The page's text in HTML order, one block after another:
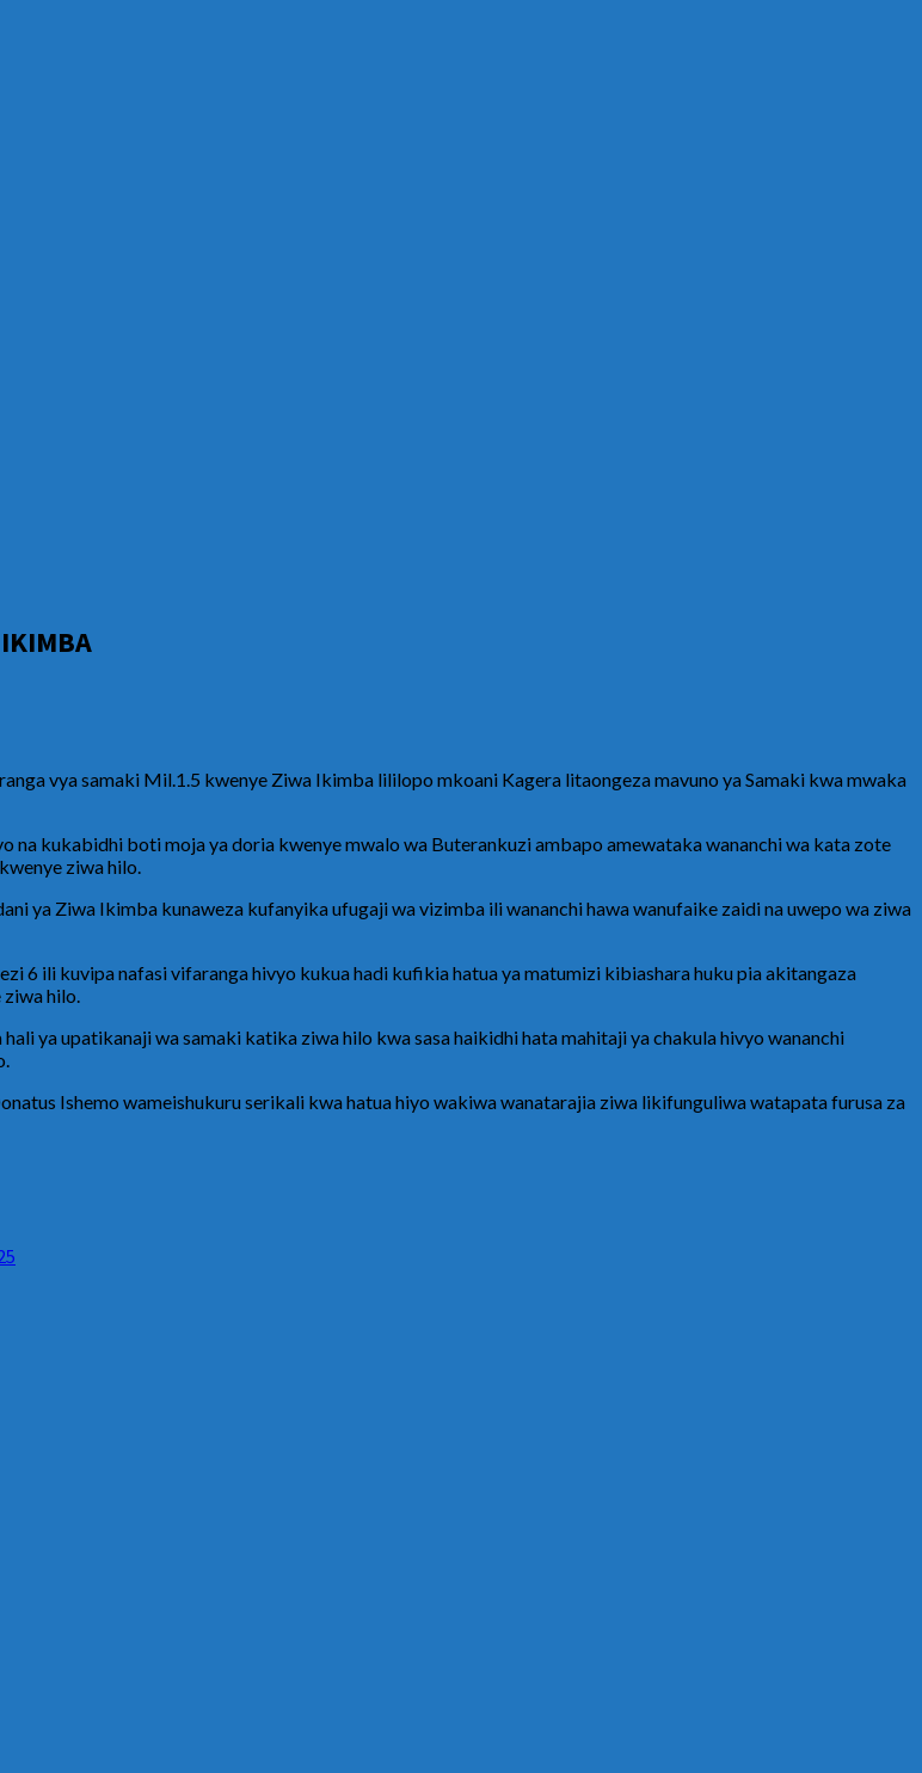
vya samaki Mil.1.5 kwenye Ziwa Ikimba lililopo mkoani Kagera litaongeza mavuno ya Samaki kwa mwaka
na kukabidhi boti moja ya doria kwenye mwalo wa Buterankuzi ambapo amewataka wananchi wa kata zote
ziwa hilo.
ya Ziwa Ikimba kunaweza kufanyika ufugaji wa vizimba ili wananchi hawa wanufaike zaidi na uwepo wa ziwa
6 ili kuvipa nafasi vifaranga hivyo kukua hadi kufikia hatua ya matumizi kibiashara huku pia akitangaza
hilo.
ya upatikanaji wa samaki katika ziwa hilo kwa sasa haikidhi hata mahitaji ya chakula hivyo wananchi
Ishemo wameishukuru serikali kwa hatua hiyo wakiwa wanatarajia ziwa likifunguliwa watapata furusa za